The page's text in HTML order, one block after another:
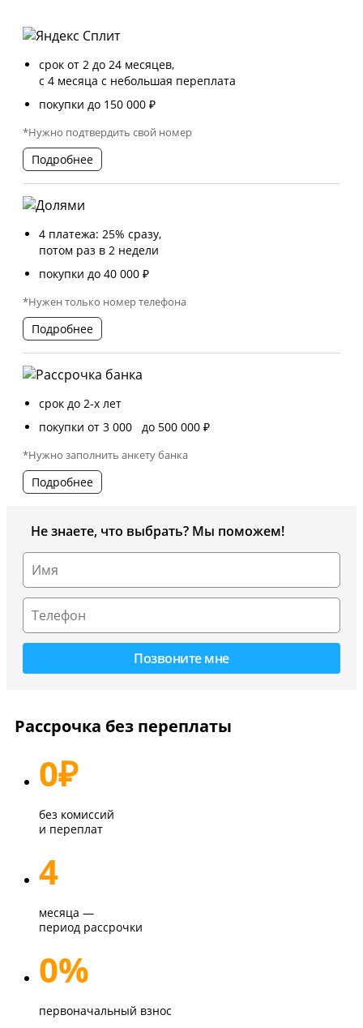
срок от 2 до 24 месяцев,
с 4 месяца с небольшая переплата
покупки до 150 000 ₽
*Нужно подтвердить свой номер
Подробнее
4 платежа: 25% сразу,
потом раз в 2 недели
покупки до 40 000 ₽
*Нужен только номер телефона
Подробнее
срок до 2-х лет
покупки от 3 000 до 500 000 ₽
*Нужно заполнить анкету банка
Подробнее
Не знаете, что выбрать? Мы поможем!
Рассрочка без переплаты
0₽
без комиссий
и переплат
4
месяца —
период рассрочки
0%
первоначальный взнос